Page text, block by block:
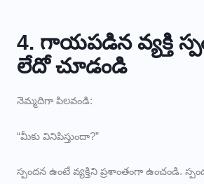
4. గాయపడిన వ్యక్తి
లేదో చూడండి
నెమ్మదిగా పిలవండి:
“మీకు వినిపిస్తుందా?”
స్పందన ఉంటే వ్యక్తిని ప్రశాంతంగా ఉంచండి.